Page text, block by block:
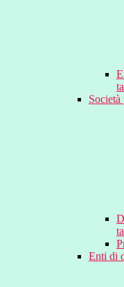
Società
Enti di